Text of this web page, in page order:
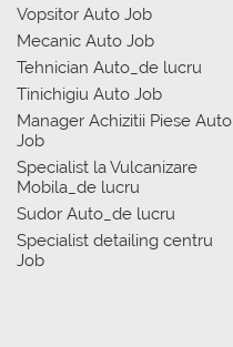
Vopsitor Auto Job
Mecanic Auto Job
Tehnician Auto_de lucru
Tinichigiu Auto Job
Manager Achizitii Piese Auto
Job
Specialist la Vulcanizare
Mobila_de lucru
Sudor Auto_de lucru
Specialist detailing centru
Job